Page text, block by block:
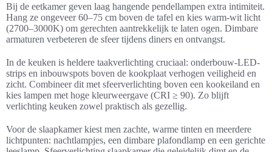
Bij de eetkamer geven laag hangende pendellampen extra intimiteit.
Hang ze ongeveer 60–75 cm boven de tafel en kies warm-wit licht
(2700–3000K) om gerechten aantrekkelijk te laten ogen. Dimbare
armaturen verbeteren de sfeer tijdens diners en ontvangst.
In de keuken is heldere taakverlichting cruciaal: onderbouw-LED-
strips en inbouwspots boven de kookplaat verhogen veiligheid en
zicht. Combineer dit met sfeerverlichting boven een kookeiland en
kies lampen met hoge kleurweergave (CRI ≥ 90). Zo blijft
verlichting keuken zowel praktisch als gezellig.
Voor de slaapkamer kiest men zachte, warme tinten en meerdere
lichtpunten: nachtlampjes, een dimbare plafondlamp en een gerichte